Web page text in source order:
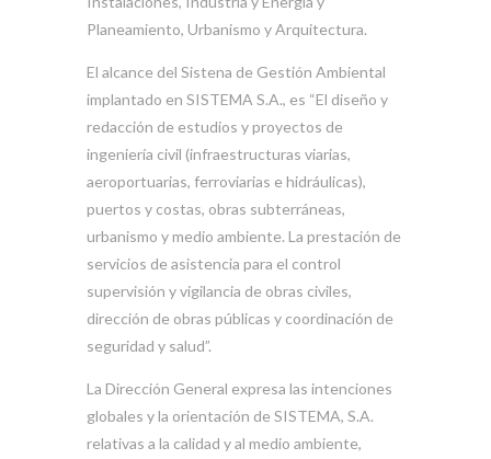
Planeamiento, Urbanismo y Arquitectura.
El alcance del Sistena de Gestión Ambiental
implantado en SISTEMA S.A., es “El diseño y
redacción de estudios y proyectos de
ingeniería civil (infraestructuras viarias,
aeroportuarias, ferroviarias e hidráulicas),
puertos y costas, obras subterráneas,
urbanismo y medio ambiente. La prestación de
servicios de asistencia para el control
supervisión y vigilancia de obras civiles,
dirección de obras públicas y coordinación de
seguridad y salud”.
La Dirección General expresa las intenciones
globales y la orientación de SISTEMA, S.A.
relativas a la calidad y al medio ambiente,